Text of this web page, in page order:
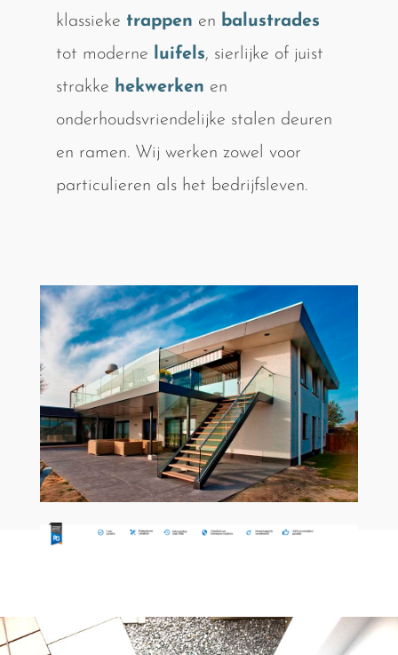
klassieke trappen en balustrades
tot moderne luifels, sierlijke of juist
strakke hekwerken en
onderhoudsvriendelijke stalen deuren
en ramen. Wij werken zowel voor
particulieren als het bedrijfsleven.